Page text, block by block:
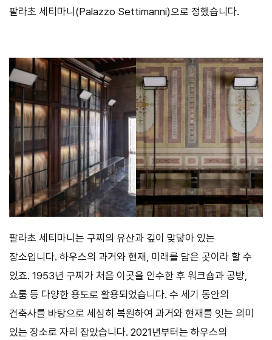
팔라초 세티마니(Palazzo Settimanni)으로 정했습니다.
팔라초 세티마니는 구찌의 유산과 깊이 맞닿아 있는
장소입니다. 하우스의 과거와 현재, 미래를 담은 곳이라 할 수
있죠. 1953년 구찌가 처음 이곳을 인수한 후 워크숍과 공방,
쇼룸 등 다양한 용도로 활용되었습니다. 수 세기 동안의
건축사를 바탕으로 세심히 복원하여 과거와 현재를 잇는 의미
있는 장소로 자리 잡았습니다. 2021년부터는 하우스의